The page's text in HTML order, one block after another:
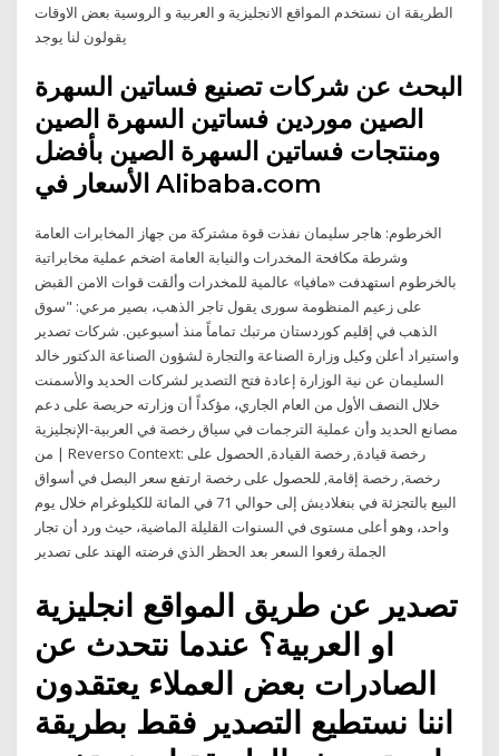
الطريقة ان نستخدم المواقع الانجليزية و العربية و الروسية بعض الاوقات
يقولون لنا يوجد
البحث عن شركات تصنيع فساتين السهرة
الصين موردين فساتين السهرة الصين
ومنتجات فساتين السهرة الصين بأفضل
الأسعار في Alibaba.com
الخرطوم: هاجر سليمان نفذت قوة مشتركة من جهاز المخابرات العامة
وشرطة مكافحة المخدرات والنيابة العامة اضخم عملية مخابراتية
بالخرطوم استهدفت «مافيا» عالمية للمخدرات وألقت قوات الامن القبض
على زعيم المنظومة سورى يقول تاجر الذهب، بصير مرعي: "سوق
الذهب في إقليم كوردستان مرتبك تماماً منذ أسبوعين. شركات تصدير
واستيراد أعلن وكيل وزارة الصناعة والتجارة لشؤون الصناعة الدكتور خالد
السليمان عن نية الوزارة إعادة فتح التصدير لشركات الحديد والأسمنت
خلال النصف الأول من العام الجاري، مؤكداً أن وزارته حريصة على دعم
مصانع الحديد وأن عملية الترجمات في سياق رخصة في العربية-الإنجليزية
من | Reverso Context: رخصة قيادة, رخصة القيادة, الحصول على
رخصة, رخصة إقامة, للحصول على رخصة ارتفع سعر البصل في أسواق
البيع بالتجزئة في بنغلاديش إلى حوالي 71 في المائة للكيلوغرام خلال يوم
واحد، وهو أعلى مستوى في السنوات القليلة الماضية، حيث ورد أن تجار
الجملة رفعوا السعر بعد الحظر الذي فرضته الهند على تصدير
تصدير عن طریق المواقع انجلیزیة
او العربية؟ عندما نتحدث عن
الصادرات بعض العملاء يعتقدون
اننا نستطيع التصدير فقط بطريقة